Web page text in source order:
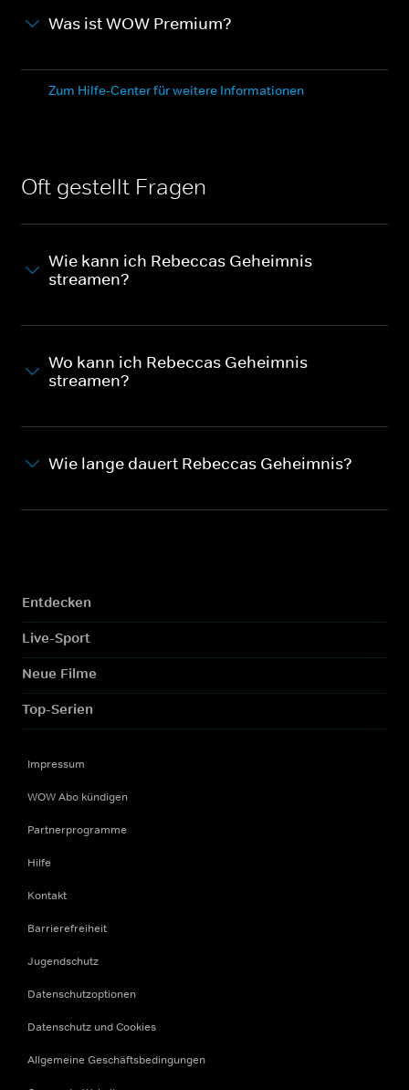
Was ist WOW Premium?
Zum Hilfe-Center für weitere Informationen
Oft gestellt Fragen
Wie kann ich Rebeccas Geheimnis
streamen?
Wo kann ich Rebeccas Geheimnis
streamen?
Wie lange dauert Rebeccas Geheimnis?
Entdecken
Live-Sport
Neue Filme
Top-Serien
Impressum
WOW Abo kündigen
Partnerprogramme
Hilfe
Kontakt
Barrierefreiheit
Jugendschutz
Datenschutzoptionen
Datenschutz und Cookies
Allgemeine Geschäftsbedingungen